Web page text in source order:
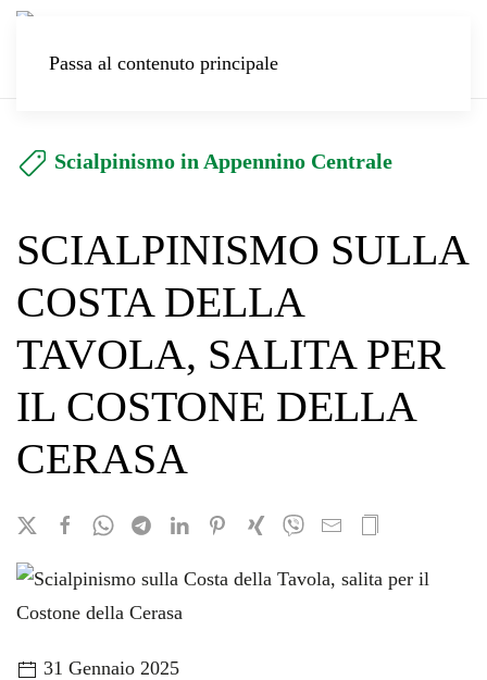
Passa al contenuto principale
Scialpinismo in Appennino Centrale
SCIALPINISMO SULLA
COSTA DELLA
TAVOLA, SALITA PER
IL COSTONE DELLA
CERASA
31 Gennaio 2025